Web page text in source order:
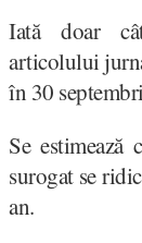
Iată doar
articolului
în 30
Se
surogat se
an.